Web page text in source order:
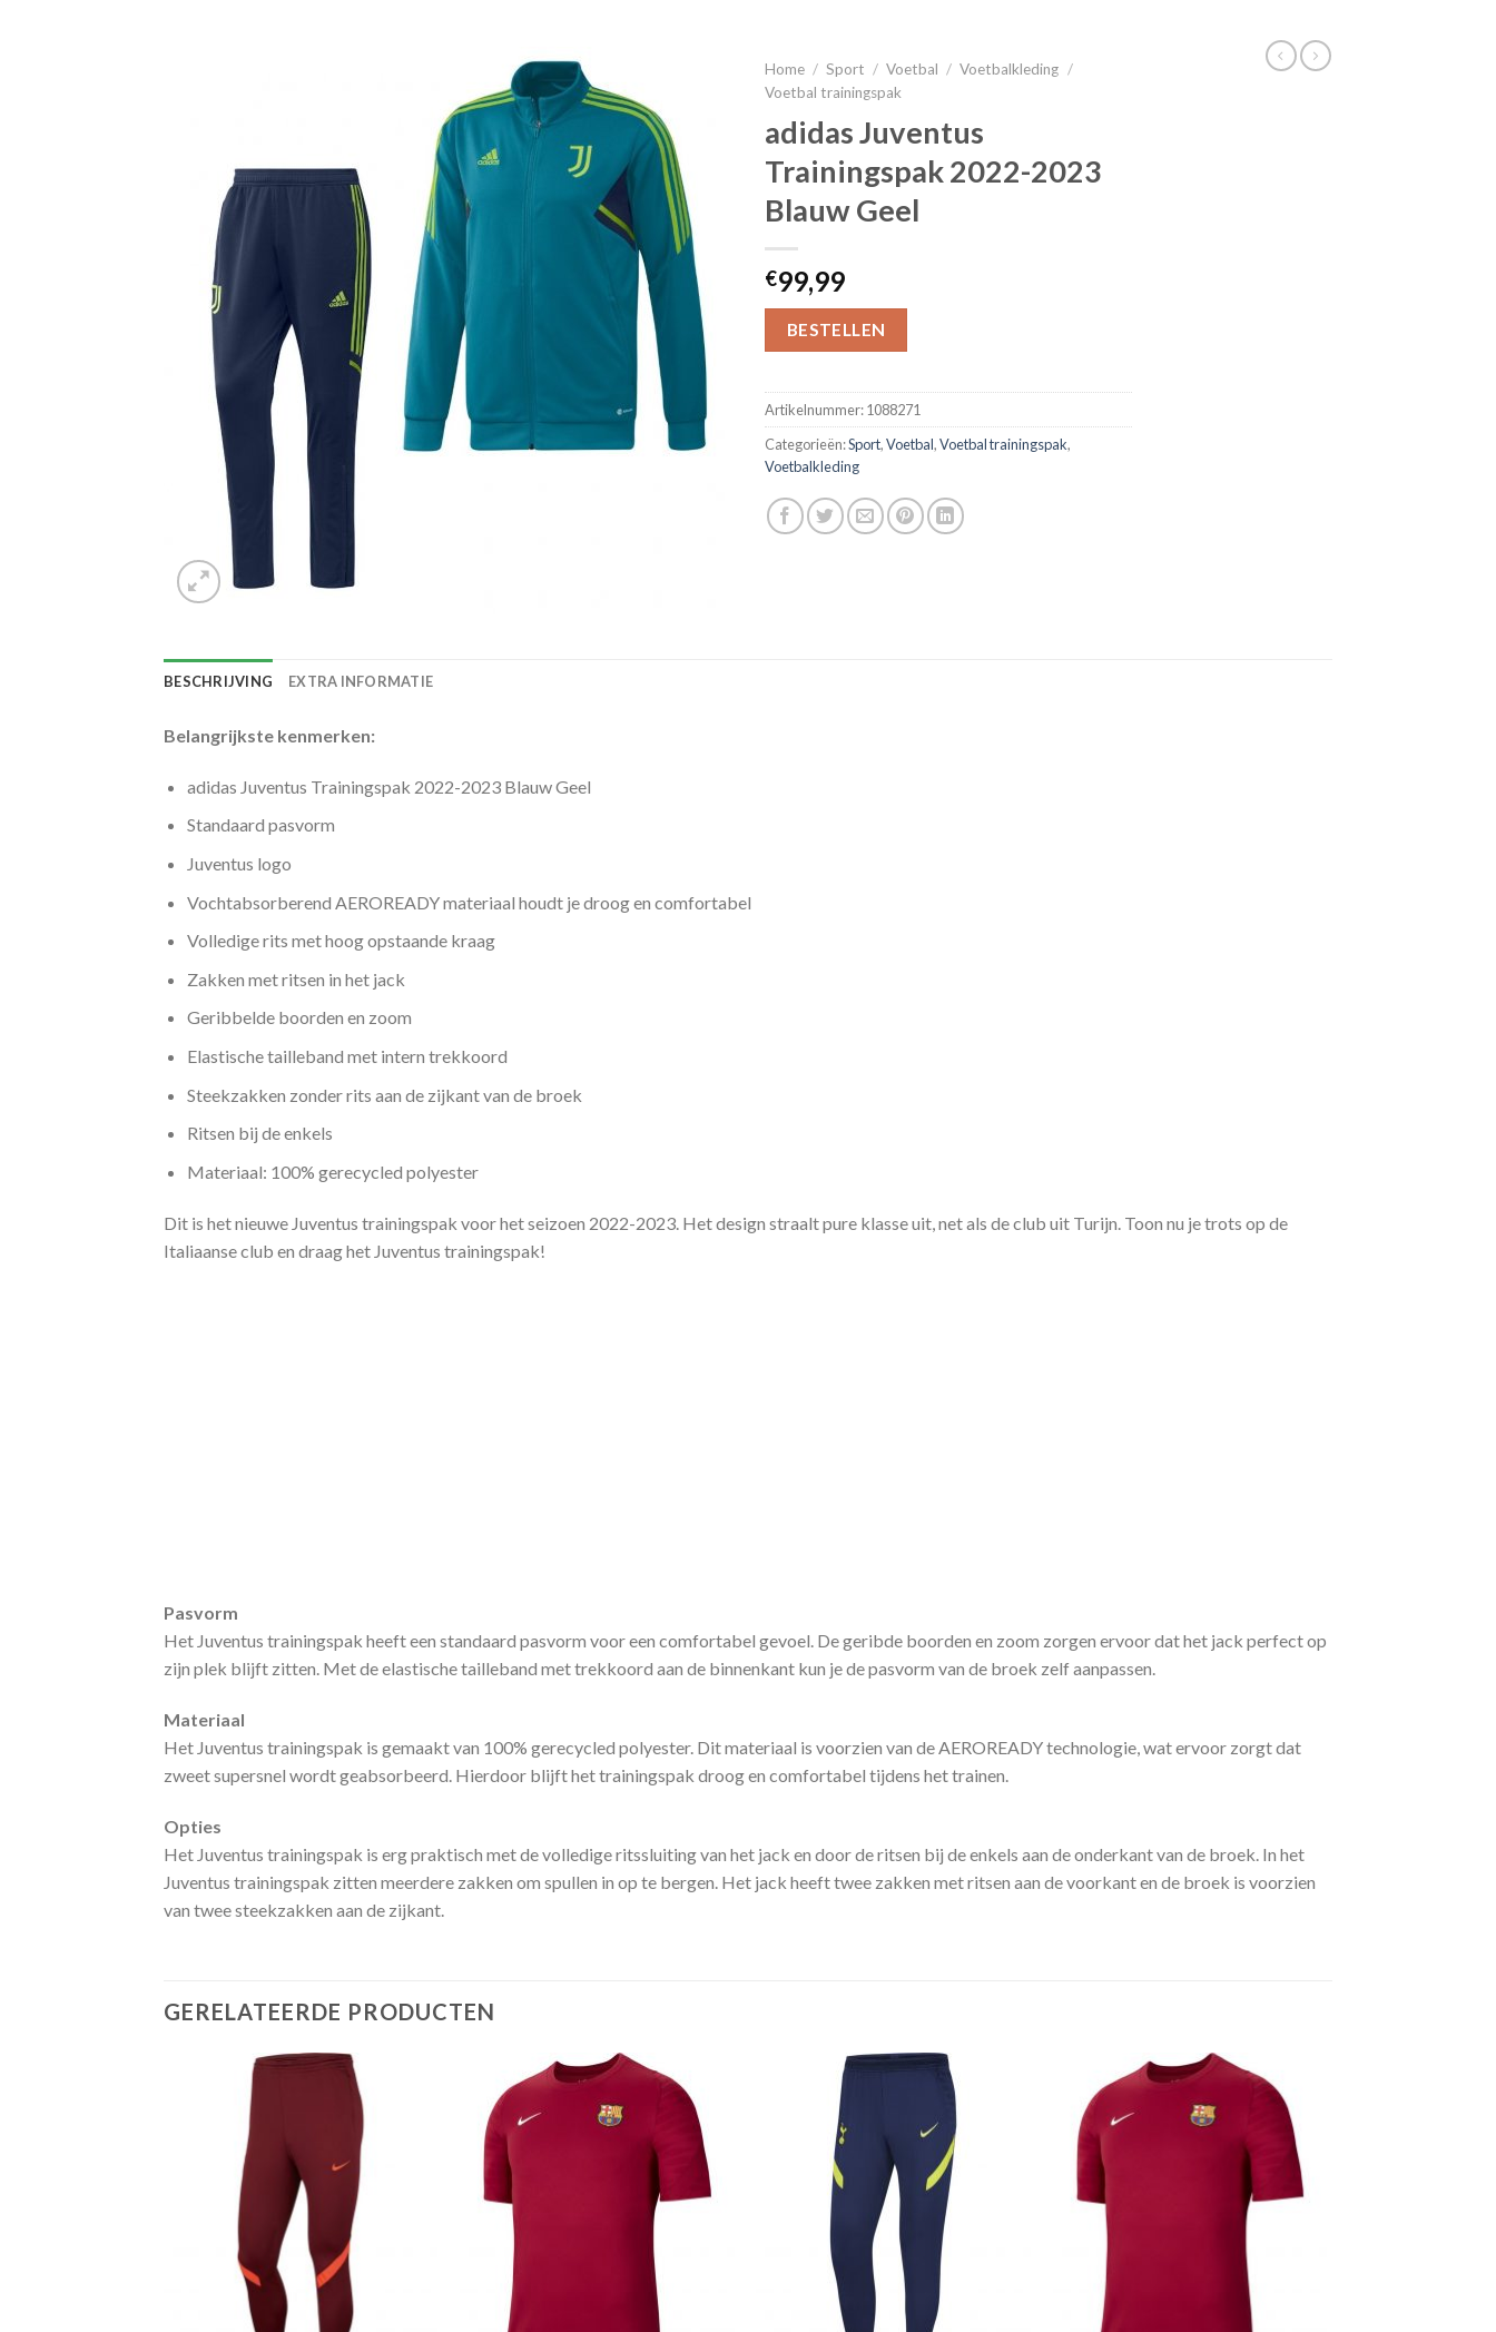
Home / Sport / Voetbal / Voetbalkleding /
Voetbal trainingspak
adidas Juventus
Trainingspak 2022-2023
Blauw Geel
€99,99
BESTELLEN
Artikelnummer:1088271
Categorieën:Sport,Voetbal,Voetbal trainingspak,
Voetbalkleding
BESCHRIJVING EXTRA INFORMATIE
Belangrijkste kenmerken:
adidas Juventus Trainingspak 2022-2023 Blauw Geel
Standaard pasvorm
Juventus logo
Vochtabsorberend AEROREADY materiaal houdt je droog en comfortabel
Volledige rits met hoog opstaande kraag
Zakken met ritsen in het jack
Geribbelde boorden en zoom
Elastische tailleband met intern trekkoord
Steekzakken zonder rits aan de zijkant van de broek
Ritsen bij de enkels
Materiaal: 100% gerecycled polyester
Dit is het nieuwe Juventus trainingspak voor het seizoen 2022-2023. Het design straalt pure klasse uit, net als de club uit Turijn. Toon nu je trots op de
Italiaanse club en draag het Juventus trainingspak!
Pasvorm
Het Juventus trainingspak heeft een standaard pasvorm voor een comfortabel gevoel. De geribde boorden en zoom zorgen ervoor dat het jack perfect op
zijn plek blijft zitten. Met de elastische tailleband met trekkoord aan de binnenkant kun je de pasvorm van de broek zelf aanpassen.
Materiaal
Het Juventus trainingspak is gemaakt van 100% gerecycled polyester. Dit materiaal is voorzien van de AEROREADY technologie, wat ervoor zorgt dat
zweet supersnel wordt geabsorbeerd. Hierdoor blijft het trainingspak droog en comfortabel tijdens het trainen.
Opties
Het Juventus trainingspak is erg praktisch met de volledige ritssluiting van het jack en door de ritsen bij de enkels aan de onderkant van de broek. In het
Juventus trainingspak zitten meerdere zakken om spullen in op te bergen. Het jack heeft twee zakken met ritsen aan de voorkant en de broek is voorzien
van twee steekzakken aan de zijkant.
GERELATEERDE PRODUCTEN